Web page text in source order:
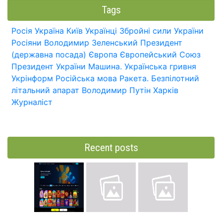
Tags
Росія Україна Київ Українці Збройні сили України
Росіяни Володимир Зеленський Президент
(державна посада) Європа Європейський Союз
Президент України Машина. Українська гривня
Укрінформ Російська мова Ракета. Безпілотний
літальний апарат Володимир Путін Харків
Журналіст
Recent posts